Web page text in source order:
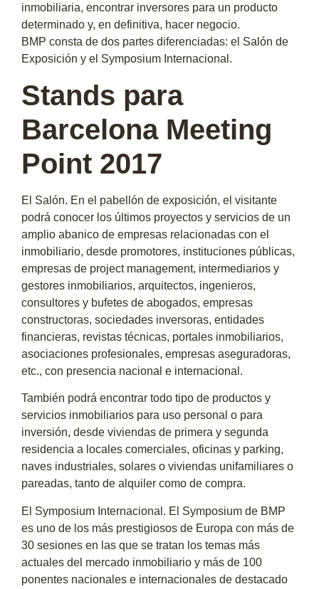
inmobiliaria, encontrar inversores para un producto
determinado y, en definitiva, hacer negocio.
BMP consta de dos partes diferenciadas: el Salón de
Exposición y el Symposium Internacional.
Stands para
Barcelona Meeting
Point 2017
El Salón. En el pabellón de exposición, el visitante
podrá conocer los últimos proyectos y servicios de un
amplio abanico de empresas relacionadas con el
inmobiliario, desde promotores, instituciones públicas,
empresas de project management, intermediarios y
gestores inmobiliarios, arquitectos, ingenieros,
consultores y bufetes de abogados, empresas
constructoras, sociedades inversoras, entidades
financieras, revistas técnicas, portales inmobiliarios,
asociaciones profesionales, empresas aseguradoras,
etc., con presencia nacional e internacional.
También podrá encontrar todo tipo de productos y
servicios inmobiliarios para uso personal o para
inversión, desde viviendas de primera y segunda
residencia a locales comerciales, oficinas y parking,
naves industriales, solares o viviendas unifamiliares o
pareadas, tanto de alquiler como de compra.
El Symposium Internacional. El Symposium de BMP
es uno de los más prestigiosos de Europa con más de
30 sesiones en las que se tratan los temas más
actuales del mercado inmobiliario y más de 100
ponentes nacionales e internacionales de destacado